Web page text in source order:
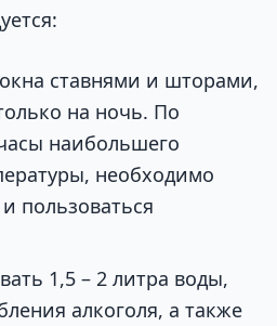
ставнями и шторами,
на ночь. По
наибольшего
необходимо
пользоваться
1,5 – 2 литра воды,
алкоголя, а также